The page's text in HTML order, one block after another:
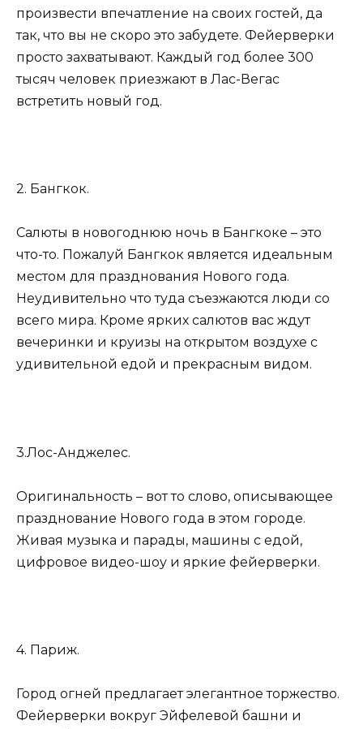
произвести впечатление на своих гостей, да
так, что вы не скоро это забудете. Фейерверки
просто захватывают. Каждый год более 300
тысяч человек приезжают в Лас-Вегас
встретить новый год.
2. Бангкок.
Салюты в новогоднюю ночь в Бангкоке – это
что-то. Пожалуй Бангкок является идеальным
местом для празднования Нового года.
Неудивительно что туда съезжаются люди со
всего мира. Кроме ярких салютов вас ждут
вечеринки и круизы на открытом воздухе с
удивительной едой и прекрасным видом.
3.Лос-Анджелес.
Оригинальность – вот то слово, описывающее
празднование Нового года в этом городе.
Живая музыка и парады, машины с едой,
цифровое видео-шоу и яркие фейерверки.
4. Париж.
Город огней предлагает элегантное торжество.
Фейерверки вокруг Эйфелевой башни и